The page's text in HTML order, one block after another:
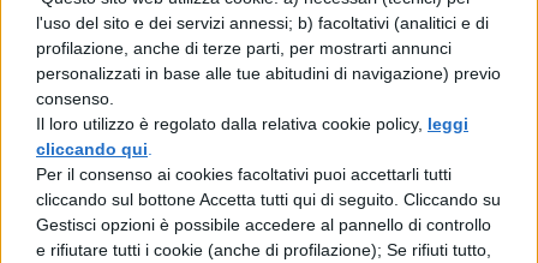
l'uso del sito e dei servizi annessi; b) facoltativi (analitici e di
profilazione, anche di terze parti, per mostrarti annunci
personalizzati in base alle tue abitudini di navigazione) previo
consenso.
Il loro utilizzo è regolato dalla relativa cookie policy, leggi
cliccando qui
Per il consenso ai cookies facoltativi puoi accettarli tutti
cliccando sul bottone Accetta tutti qui di seguito. Cliccando su
Gestisci opzioni è possibile accedere al pannello di controllo
e rifiutare tutti i cookie (anche di profilazione); Se rifiuti tutto,
vostra Smart TV Xiaomiunicamente con
l’utilizzo del telecomando
[affiliate_generic type=”button”
url=”https://www.amazon.it/dp/B09XXZZ3R
W” text=”Acquista la Xiaomi F2 Fire TV da
55″ a 399,00€”]